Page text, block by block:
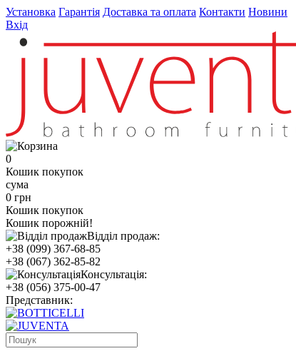
Установка Гарантія Доставка та оплата Контакти Новини
Вхід
0
Кошик покупок
сума
0 грн
Кошик покупок
Кошик порожній!
Відділ продаж:
+38 (099) 367-68-85
+38 (067) 362-85-82
Консультація:
+38 (056) 375-00-47
Представник: